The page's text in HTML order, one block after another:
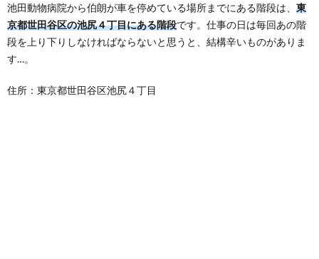
池田動物病院から伯朗が車を停めている場所までにある階段は、 東
京都世田谷区の池尻４丁目にある階段です。仕事の日は毎回あの階
段を上り下りしなければならないと思うと、結構辛いものがありま
す…。
住所：東京都世田谷区池尻４丁目